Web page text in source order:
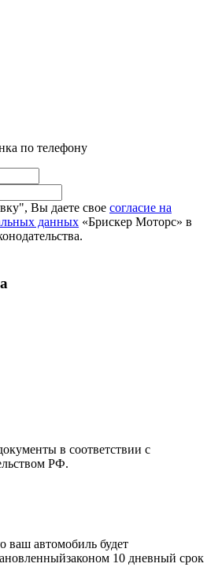
по телефону
Вы даете свое согласие на
данных «Брискер Моторс» в
в соответствии с
РФ.
ваш автомобиль будет
10 дневный срок